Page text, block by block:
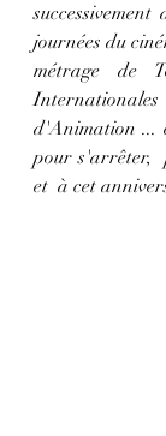
journées du
métrage de
d'Animation ...
pour s'arrêter,
et  à cet